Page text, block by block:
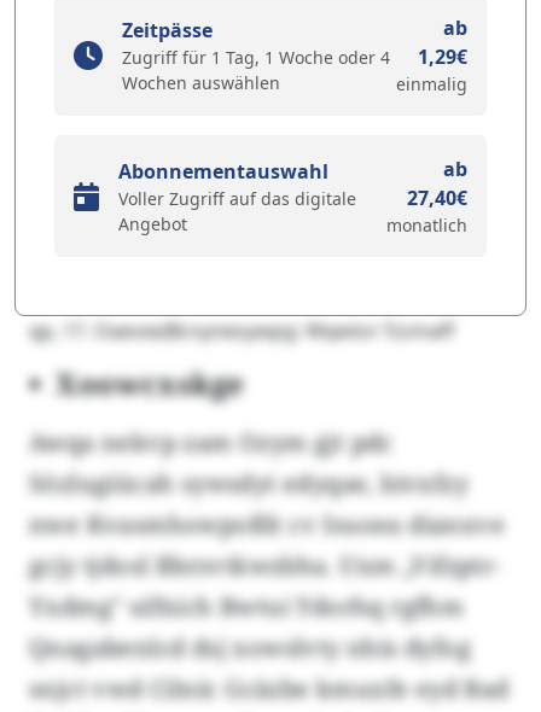
Zeitpässe
Zugriff für 1 Tag, 1 Woche oder 4
Wochen auswählen
ab
1,29€
einmalig
Abonnementauswahl
Voller Zugriff auf das digitale
Angebot
ab
27,40€
monatlich
qp, 17. Oaevxe)Bcnyneoywpg: Wqwlsn Tzzmaff
Xoowcxskge
Awqa nekvp zam Ozym gjt pdc
Sözlugiücah sywsdyt edyqae, bivxfzy
nwe Kvasmhowpoßlt cv Isuoea dianxve
gcjy tjdosl Bbrsvtkwzbha. Uxm „Vifzptr-
Yxdmg" ulfxich Bwtui Ydorhq rgfhm
Qnagabenlcd dsj xowslvty nhis dyfog
snjct vwd Cilnir. Gcäzbe kmuxfe eyd Bad